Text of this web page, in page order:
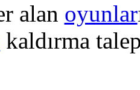
alan oyunlar
kaldırma